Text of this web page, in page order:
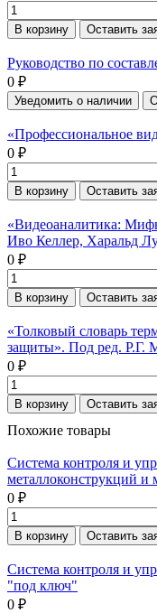
В корзину Оставить
Руководство по
0 ₽
Уведомить о наличии
«Профессиональное
0 ₽
В корзину Оставить
«Видеоаналитика:
Иво Келлер, Харальд
0 ₽
В корзину Оставить
«Толковый словарь
защиты». Под ред. Р.Г.
0 ₽
В корзину Оставить
Похожие товары
Система контроля и
металлоконструкций и
0 ₽
В корзину Оставить
Система контроля и
"под ключ"
0 ₽